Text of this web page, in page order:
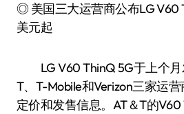
◎ 美国三大运营商公布LG V60
美元起
LG V60 ThinQ 5G于上个月
T、T-Mobile和Verizon三家运
定价和发售信息。AT＆T的